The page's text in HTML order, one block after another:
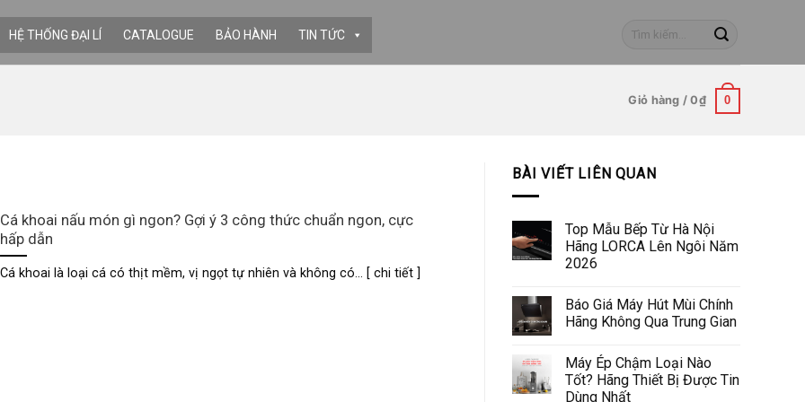
HỆ THỐNG ĐẠI LÍ CATALOGUE BẢO HÀNH TIN TỨC
Tìm
Giỏ hàng /0₫ 0
Cá khoai nấu món gì ngon? Gợi ý 3 công thức chuẩn ngon, cực
hấp dẫn
Cá khoai là loại cá có thịt mềm, vị ngọt tự nhiên và không có... [ chi tiết ]
BÀI VIẾT LIÊN QUAN
Top Mẫu Bếp Từ Hà Nội
Hãng LORCA Lên Ngôi Năm
2026
Báo Giá Máy Hút Mùi Chính
Hãng Không Qua Trung Gian
Máy Ép Chậm Loại Nào
Tốt? Hãng Thiết Bị Được Tin
Dùng Nhất